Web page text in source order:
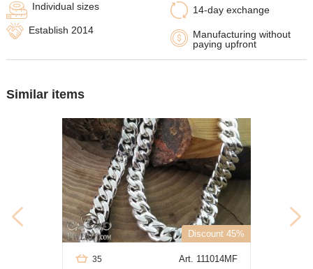
14-day exchange
Manufacturing without
paying upfront
Individual sizes
Establish 2014
Similar items
Discount 45%
Art. 111014MF
35